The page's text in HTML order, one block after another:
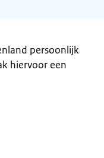
persoonlijk
hiervoor een